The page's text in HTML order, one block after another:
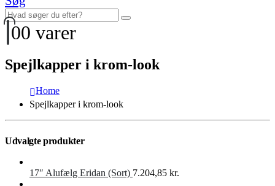
00 varer
Spejlkapper i krom-look
Home
Spejlkapper i krom-look
Udvalgte produkter
17″ Alufælg Eridan (Sort) 7.204,85 kr.